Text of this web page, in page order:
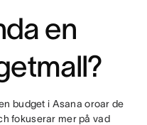
en
budget i Asana oroar de
fokuserar mer på vad